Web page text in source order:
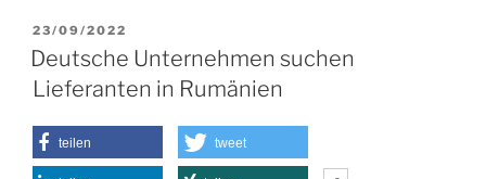
VERÖFFENTLICHT
AM
23/09/2022
Deutsche Unternehmen suchen
Lieferanten in Rumänien
teilen tweet